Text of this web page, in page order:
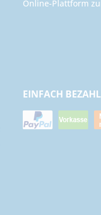
Online-Plattform
EINFACH